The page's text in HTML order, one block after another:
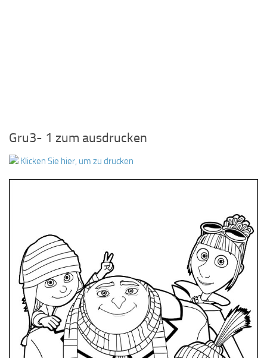
Gru3- 1 zum ausdrucken
Klicken Sie hier, um zu drucken